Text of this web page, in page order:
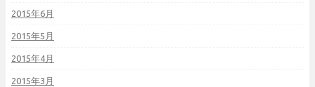
2015年6月
2015年5月
2015年4月
2015年3月